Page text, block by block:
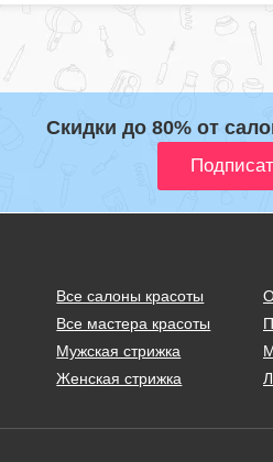
Скидки до 80% от
Все салоны красоты
Все мастера красоты
Мужская стрижка
Женская стрижка